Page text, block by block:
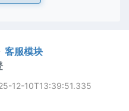
客服模块
12-10T13:39:51.335